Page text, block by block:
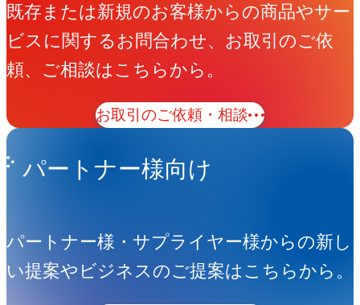
既存または新規のお客様からの商品やサー
ビスに関するお問合わせ、お取引のご依
頼、ご相談はこちらから。
お取引のご依頼・相談
パートナー様向け
パートナー様・サプライヤー様からの新し
い提案やビジネスのご提案はこちらから。